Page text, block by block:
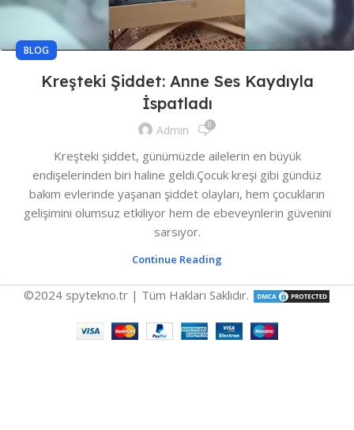
BLOG
Kreşteki Şiddet: Anne Ses Kaydıyla
İspatladı
Admin 0
Kreşteki şiddet, günümüzde ailelerin en büyük
endişelerinden biri haline geldi.Çocuk kreşi gibi gündüz
bakım evlerinde yaşanan şiddet olayları, hem çocukların
gelişimini olumsuz etkiliyor hem de ebeveynlerin güvenini
sarsıyor.
Continue Reading
©2024 spytekno.tr | Tüm Hakları Saklıdır.